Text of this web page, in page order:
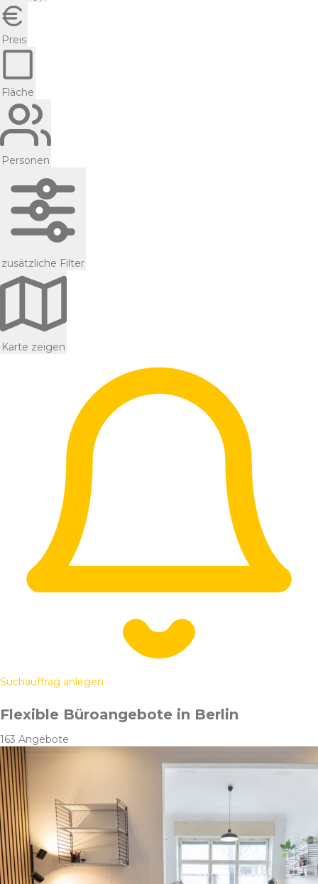
Preis
Fläche
Personen
zusätzliche Filter
Karte zeigen
Suchauftrag anlegen
Flexible Büroangebote in Berlin
163 Angebote